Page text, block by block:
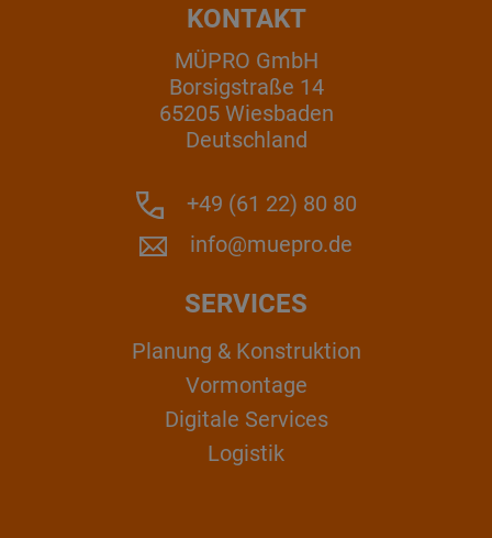
KONTAKT
MÜPRO GmbH
Borsigstraße 14
65205 Wiesbaden
Deutschland
+49 (61 22) 80 80
info@muepro.de
SERVICES
Planung & Konstruktion
Vormontage
Digitale Services
Logistik